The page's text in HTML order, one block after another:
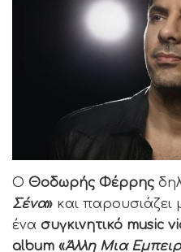
Ο Θοδωρής Φέρρης
Σένα» και
ένα συγκινητικό music
album «Άλλη Μια